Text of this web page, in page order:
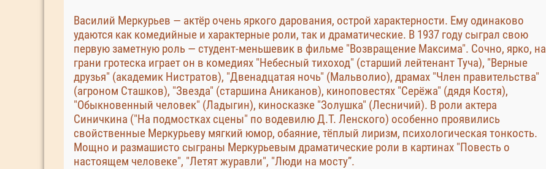
Василий Меркурьев — актёр очень яркого дарования, острой характерности. Ему одинаково
удаются как комедийные и характерные роли, так и драматические. В 1937 году сыграл свою
первую заметную роль — студент-меньшевик в фильме "Возвращение Максима". Сочно, ярко, на
грани гротеска играет он в комедиях "Небесный тихоход" (старший лейтенант Туча), "Верные
друзья" (академик Нистратов), "Двенадцатая ночь" (Мальволио), драмах "Член правительства"
(агроном Сташков), "Звезда" (старшина Аниканов), киноповестях "Серёжа" (дядя Костя),
"Обыкновенный человек" (Ладыгин), киносказке "Золушка" (Лесничий). В роли актера
Синичкина ("На подмостках сцены" по водевилю Д.Т. Ленского) особенно проявились
свойственные Меркурьеву мягкий юмор, обаяние, тёплый лиризм, психологическая тонкость.
Мощно и размашисто сыграны Меркурьевым драматические роли в картинах "Повесть о
настоящем человеке", "Летят журавли", "Люди на мосту”.